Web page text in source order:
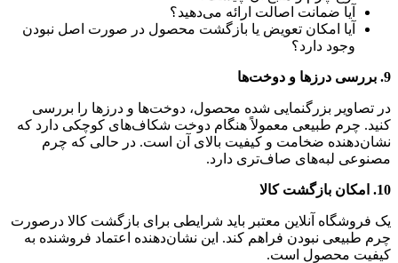
آیا ضمانت اصالت ارائه می‌دهید؟
آیا امکان تعویض یا بازگشت محصول در صورت اصل نبودن
وجود دارد؟
9. بررسی درزها و دوخت‌ها
در تصاویر بزرگنمایی شده محصول، دوخت‌ها و درزها را بررسی
کنید. چرم طبیعی معمولاً هنگام دوخت شکاف‌های کوچکی دارد که
نشان‌دهنده ضخامت و کیفیت بالای آن است. در حالی که چرم
مصنوعی لبه‌های صاف‌تری دارد.
10. امکان بازگشت کالا
یک فروشگاه آنلاین معتبر باید شرایطی برای بازگشت کالا درصورت
چرم طبیعی نبودن فراهم کند. این نشان‌دهنده اعتماد فروشنده به
کیفیت محصول است.